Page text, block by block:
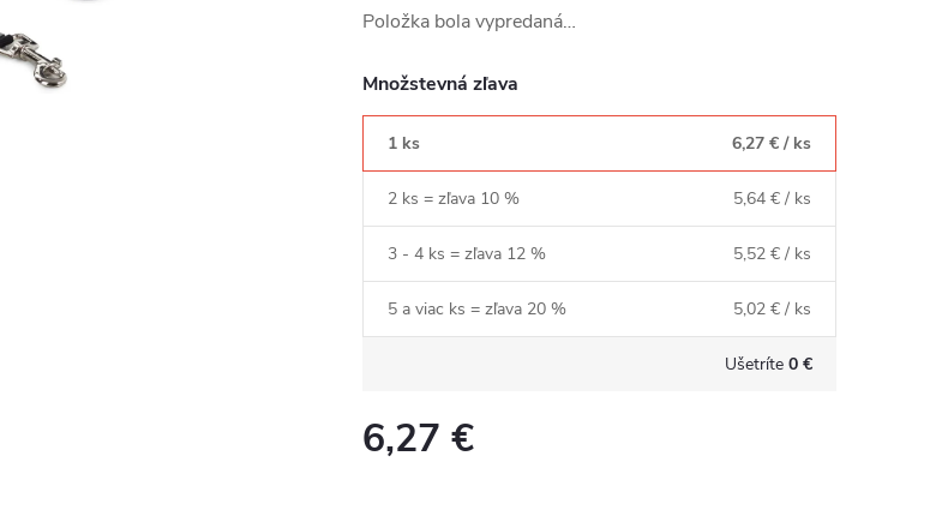
Položka bola vypredaná…
Množstevná zľava
1 ks 6,27 € / ks
2 ks = zľava 10 % 5,64 € / ks
3 - 4 ks = zľava 12 % 5,52 € / ks
5 a viac ks = zľava 20 % 5,02 € / ks
Ušetríte 0 €
6,27 €